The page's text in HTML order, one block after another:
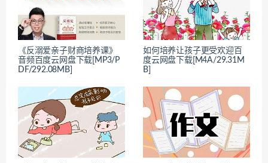
《反溺爱亲子财商培养课》
音频百度云网盘下载[MP3/P
DF/292.08MB]
如何培养让孩子更受欢迎百
度云网盘下载[M4A/29.31M
B]